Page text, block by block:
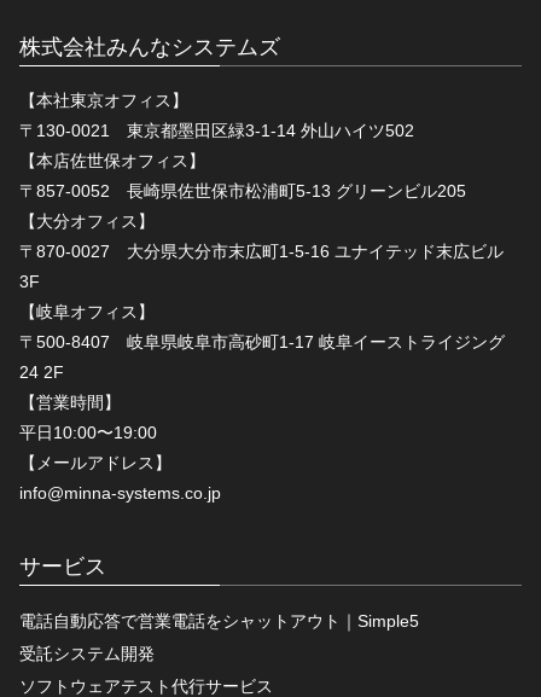
株式会社みんなシステムズ
【本社東京オフィス】
〒130-0021 東京都墨田区緑3-1-14 外山ハイツ502
【本店佐世保オフィス】
〒857-0052 長崎県佐世保市松浦町5-13 グリーンビル205
【大分オフィス】
〒870-0027 大分県大分市末広町1-5-16 ユナイテッド末広ビル
3F
【岐阜オフィス】
〒500-8407 岐阜県岐阜市高砂町1-17 岐阜イーストライジング
24 2F
【営業時間】
平日10:00〜19:00
【メールアドレス】
info@minna-systems.co.jp
サービス
電話自動応答で営業電話をシャットアウト｜Simple5
受託システム開発
ソフトウェアテスト代行サービス